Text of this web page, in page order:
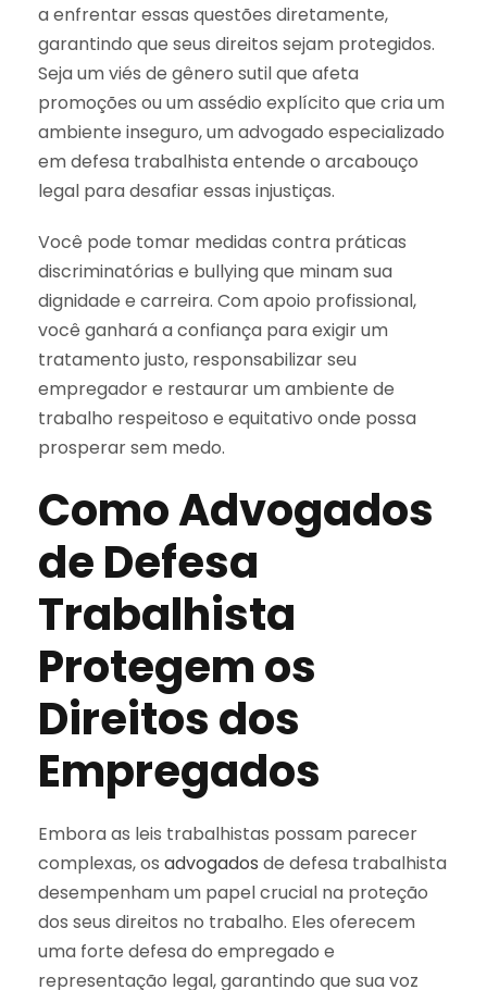
a enfrentar essas questões diretamente,
garantindo que seus direitos sejam protegidos.
Seja um viés de gênero sutil que afeta
promoções ou um assédio explícito que cria um
ambiente inseguro, um advogado especializado
em defesa trabalhista entende o arcabouço
legal para desafiar essas injustiças.
Você pode tomar medidas contra práticas
discriminatórias e bullying que minam sua
dignidade e carreira. Com apoio profissional,
você ganhará a confiança para exigir um
tratamento justo, responsabilizar seu
empregador e restaurar um ambiente de
trabalho respeitoso e equitativo onde possa
prosperar sem medo.
Como Advogados
de Defesa
Trabalhista
Protegem os
Direitos dos
Empregados
Embora as leis trabalhistas possam parecer
complexas, os advogados de defesa trabalhista
desempenham um papel crucial na proteção
dos seus direitos no trabalho. Eles oferecem
uma forte defesa do empregado e
representação legal, garantindo que sua voz